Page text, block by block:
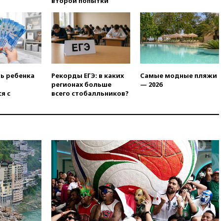
При стрельбе в школе в
Таиланде погибли пять
человек
Россия рассчитывает
заключить безвизовые
Малайзией
11:04
конкуренты
раздавать питьевую воду
бесплатно
10:41Бывшая глава брокера
Mind Money Юлия Хандошко
признала свою вину
10:41 Пашинян: Армения
понимает невозможность
ребенка
с
Рекорды ЕГЭ: в каких
регионах больше
всего стобалльников?
Самые модные пляжи
— 2026